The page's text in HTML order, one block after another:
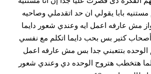
بابا يقولي ان حد اتقدملي وصاحيه
مش عارفه اعمل ايه وعندي شعور دايما
أصحاب كتير بس بحب دايما اتكلم مع نفسي
الوحده بتتعبني جدا بس مش عارفه اعمل
لما هتخطب هتروح الوحده دي وعندي شعور